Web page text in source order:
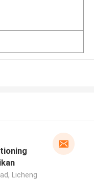
Licheng